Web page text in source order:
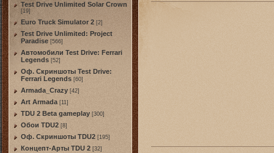
Test Drive Unlimited Solar Crown
[19]
Euro Truck Simulator 2 [2]
Test Drive Unlimited: Project
Paradise [566]
Автомобили Test Drive: Ferrari
Legends [52]
Оф. Скриншоты Test Drive:
Ferrari Legends [60]
Armada_Crazy [42]
Art Armada [11]
TDU 2 Beta gameplay [300]
Обои TDU2 [8]
Оф. Скриншоты TDU2 [195]
Концепт-Арты TDU 2 [32]